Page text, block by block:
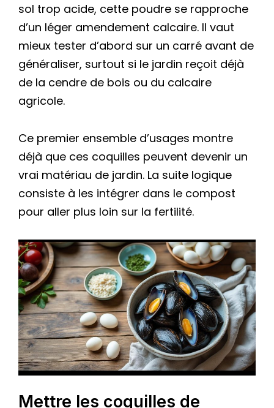
sol trop acide, cette poudre se rapproche
d’un léger amendement calcaire. Il vaut
mieux tester d’abord sur un carré avant de
généraliser, surtout si le jardin reçoit déjà
de la cendre de bois ou du calcaire
agricole.
Ce premier ensemble d’usages montre
déjà que ces coquilles peuvent devenir un
vrai matériau de jardin. La suite logique
consiste à les intégrer dans le compost
pour aller plus loin sur la fertilité.
Mettre les coquilles de